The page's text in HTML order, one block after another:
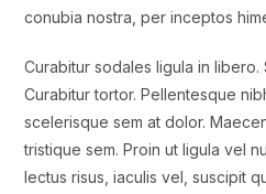
conubia nostra, per inceptos
Curabitur sodales ligula in libero.
Curabitur tortor. Pellentesque
scelerisque sem at dolor.
tristique sem. Proin ut ligula vel
lectus risus, iaculis vel, suscipit